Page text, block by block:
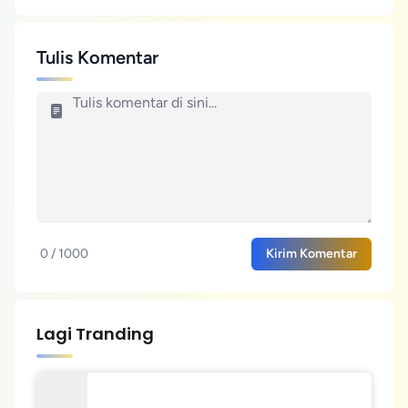
Tulis Komentar
0 / 1000 Kirim Komentar
Lagi Tranding